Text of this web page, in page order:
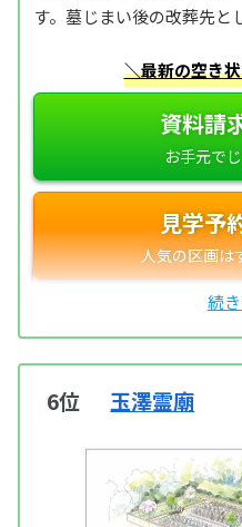
す。墓じまい後の改葬先と
＼最新の空き
資料請
見学予
6位 玉澤霊廟